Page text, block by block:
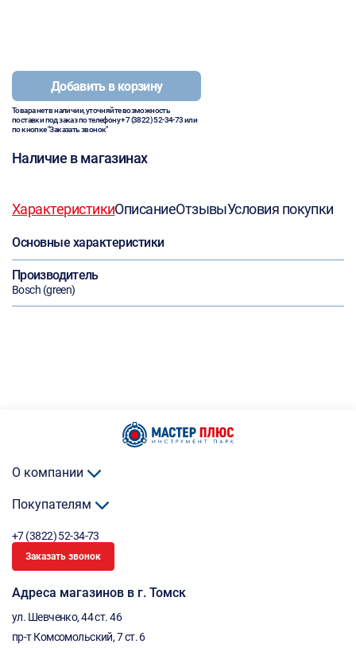
Добавить в корзину
Товара нет в наличии, уточняйте возможность
поставки под заказ по телефону+7 (3822) 52-34-73или
по кнопке "Заказать звонок"
Наличие в магазинах
ХарактеристикиОписаниеОтзывыУсловия покупки
Основные характеристики
Производитель
Bosch (green)
О компании
Покупателям
+7 (3822) 52-34-73
Заказать звонок
Адреса магазинов в г. Томск
ул. Шевченко, 44 ст. 46
пр-т Комсомольский, 7 ст. 6